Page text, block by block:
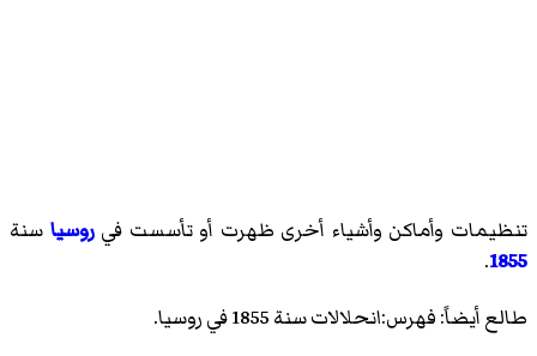
تنظيمات وأماكن وأشياء أخرى ظهرت أو تأسست فيروسيا سنة
1855
.
طالع أيضاً:فهرس:انحلالات سنة 1855 في روسيا .